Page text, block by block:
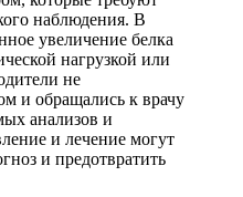
наблюдения. В
увеличение белка
нагрузкой или
не
и обращались к врачу
анализов и
и лечение могут
и предотвратить